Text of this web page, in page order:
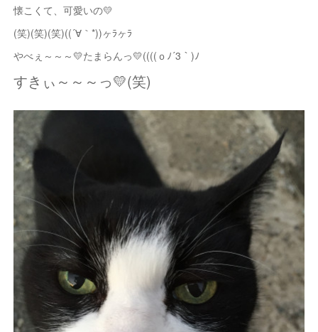
懐こくて、可愛いの💛
(笑)(笑)(笑)((´∀｀*))ヶﾗヶﾗ
やべぇ～～～💛たまらんっ💛((((ｏﾉ´3｀)ﾉ
すきぃ～～～っ💛(笑)